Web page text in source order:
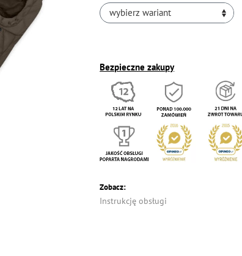
wybierz wariant
Bezpieczne zakupy
Zobacz:
Instrukcję obsługi